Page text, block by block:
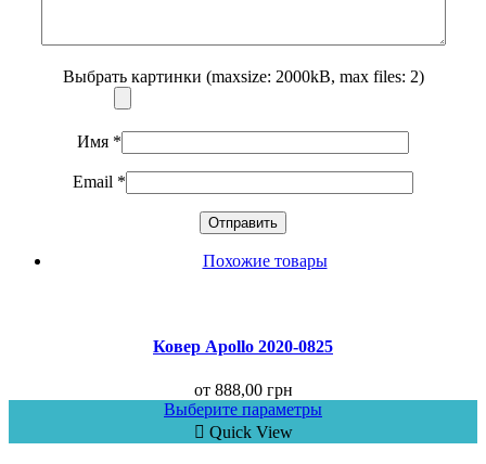
Выбрать картинки (maxsize: 2000kB, max files: 2)
Имя *
Email *
Похожие товары
Ковер Аpollo 2020-0825
от 888,00 грн
Выберите параметры
Quick View